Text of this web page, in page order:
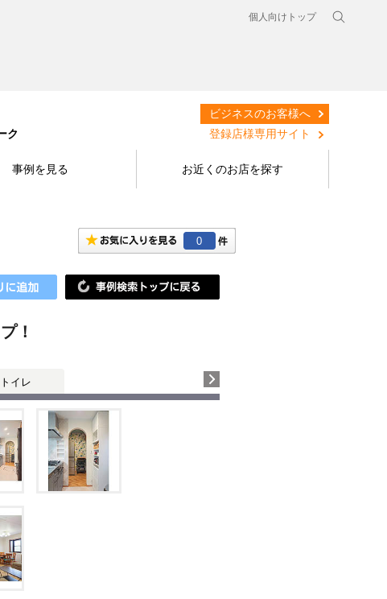
個人向けトップ
ク
ビジネスのお客様へ
登録店様専用サイト
事例を見る お近くのお店を探す
0
！
トイレ